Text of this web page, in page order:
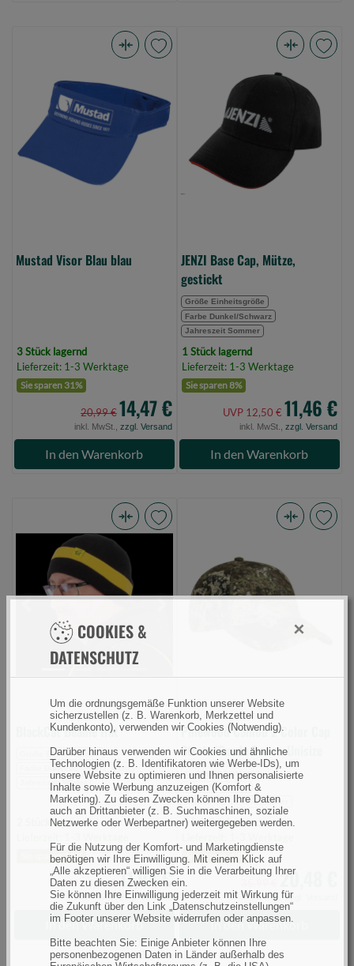
COOKIES &
DATENSCHUTZ
×
Um die ordnungsgemäße Funktion unserer Website
sicherzustellen (z. B. Warenkorb, Merkzettel und
Kundenkonto), verwenden wir Cookies (Notwendig).
Darüber hinaus verwenden wir Cookies und ähnliche
Technologien (z. B. Identifikatoren wie Werbe-IDs), um
unsere Website zu optimieren und Ihnen personalisierte
Inhalte sowie Werbung anzuzeigen (Komfort &
Marketing). Zu diesen Zwecken können Ihre Daten
auch an Drittanbieter (z. B. Suchmaschinen, soziale
Netzwerke oder Werbepartner) weitergegeben werden.
Für die Nutzung der Komfort- und Marketingdienste
benötigen wir Ihre Einwilligung. Mit einem Klick auf
„Alle akzeptieren“ willigen Sie in die Verarbeitung Ihrer
Daten zu diesen Zwecken ein.
Sie können Ihre Einwilligung jederzeit mit Wirkung für
die Zukunft über den Link „Datenschutzeinstellungen“
im Footer unserer Website widerrufen oder anpassen.
Bitte beachten Sie: Einige Anbieter können Ihre
personenbezogenen Daten in Länder außerhalb des
(Bild
0)
Mustad Visor Blau blau
3 Stück lagernd
Lieferzeit: 1-3 Werktage
Sie sparen 31%
20,99 €14,47 €
inkl. MwSt., zzgl. Versand
In den Warenkorb
gestickt
(Bild
JENZI Base Cap, Mütze,
gestickt
Größe Einheitsgröße
Farbe Dunkel/Schwarz
Jahreszeit Sommer
1 Stück lagernd
Lieferzeit: 1-3 Werktage
Sie sparen 8%
UVP 12,50 € 11,46 €
inkl. MwSt., zzgl. Versand
In den Warenkorb
BlackCat
BlackCat Beanie Hat
Größe Einheitsgröße
Farbe Dunkel/Schwarz, Gelb
Jahreszeit Winter
2 Stück lagernd
Sie sparen 15%
UVP 13,99 €11,94 €
inkl. MwSt.,zzgl. Versand
In den Warenkorb
Color
0)
Pinewood Camou 2 Color Cap
Strata/Suede Brown Unisize
Größe Einheitsgröße
Farbe Tarn/Natur
Jahreszeit Sommer, Winter
> 5 Stück lagernd
Sie sparen 43%
20,48 €
inkl. MwSt.,zzgl. Versand
In den Warenkorb